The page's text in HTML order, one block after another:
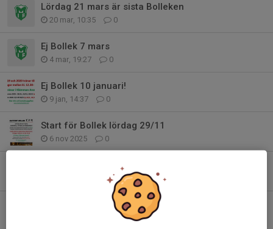
Lördag 21 mars är sista Bolleken
20 mar, 10:35 0
Ej Bollek 7 mars
4 mar, 19:27 0
Ej Bollek 10 januari!
9 jan, 14:37 0
Start för Bollek lördag 29/11
6 nov 2025 0
Säsongens sista Bollek lördag 22/3
0
Start för vårterminens Bollek lördag 11/1